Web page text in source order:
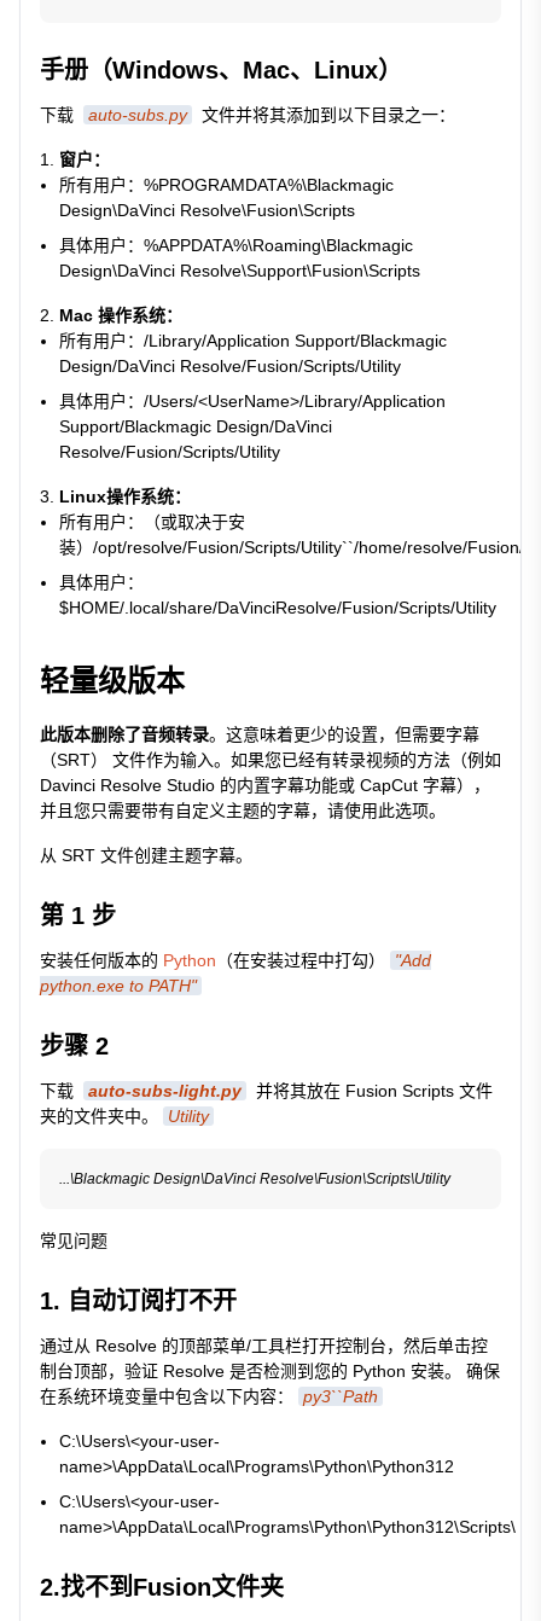
手册（Windows、Mac、Linux）
下载 auto-subs.py 文件并将其添加到以下目录之一：
窗户：
所有用户： %PROGRAMDATA%\Blackmagic
Design\DaVinci Resolve\Fusion\Scripts
具体用户： %APPDATA%\Roaming\Blackmagic
Design\DaVinci Resolve\Support\Fusion\Scripts
Mac 操作系统：
所有用户： /Library/Application Support/Blackmagic
Design/DaVinci Resolve/Fusion/Scripts/Utility
具体用户： /Users/<UserName>/Library/Application
Support/Blackmagic Design/DaVinci
Resolve/Fusion/Scripts/Utility
Linux操作系统：
所有用户：（或取决于安
装） /opt/resolve/Fusion/Scripts/Utility``/home/resolve/Fusion/
具体用户：
$HOME/.local/share/DaVinciResolve/Fusion/Scripts/Utility
轻量级版本
此版本删除了音频转录。这意味着更少的设置，但需要字幕
（SRT） 文件作为输入。如果您已经有转录视频的方法（例如
Davinci Resolve Studio 的内置字幕功能或 CapCut 字幕），
并且您只需要带有自定义主题的字幕，请使用此选项。
从 SRT 文件创建主题字幕。
第 1 步
安装任何版本的 Python （在安装过程中打勾）
"Add
python.exe to PATH"
步骤 2
下载 auto-subs-light.py
并将其放在 Fusion Scripts 文件
夹的文件夹中。
Utility
常见问题
1. 自动订阅打不开
通过从 Resolve 的顶部菜单/工具栏打开控制台，然后单击控
制台顶部，验证 Resolve 是否检测到您的 Python 安装。 确保
在系统环境变量中包含以下内容：
py3``Path
C:\Users\<your-user-
name>\AppData\Local\Programs\Python\Python312
C:\Users\<your-user-
name>\AppData\Local\Programs\Python\Python312\Scripts\
2.找不到Fusion文件夹